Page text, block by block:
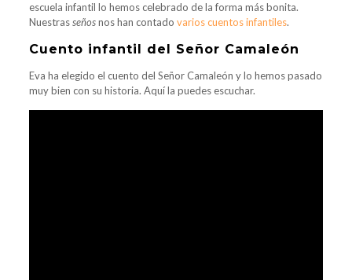
escuela infantil lo hemos celebrado de la forma más bonita.
Nuestrasseñosnos han contado varios cuentos infantiles.
Cuento infantil del Señor Camaleón
Eva ha elegido el cuento del Señor Camaleón y lo hemos pasado
muy bien con su historia. Aquí la puedes escuchar.